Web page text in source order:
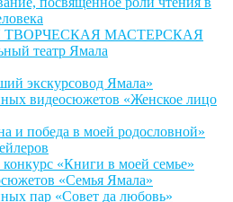
МАСТЕРСКАЯ
театр Ямала
экскурсовод Ямала»
видеосюжетов «Женское лицо
и победа в моей родословной»
«Книги в моей семье»
«Семья Ямала»
пар «Совет да любовь»